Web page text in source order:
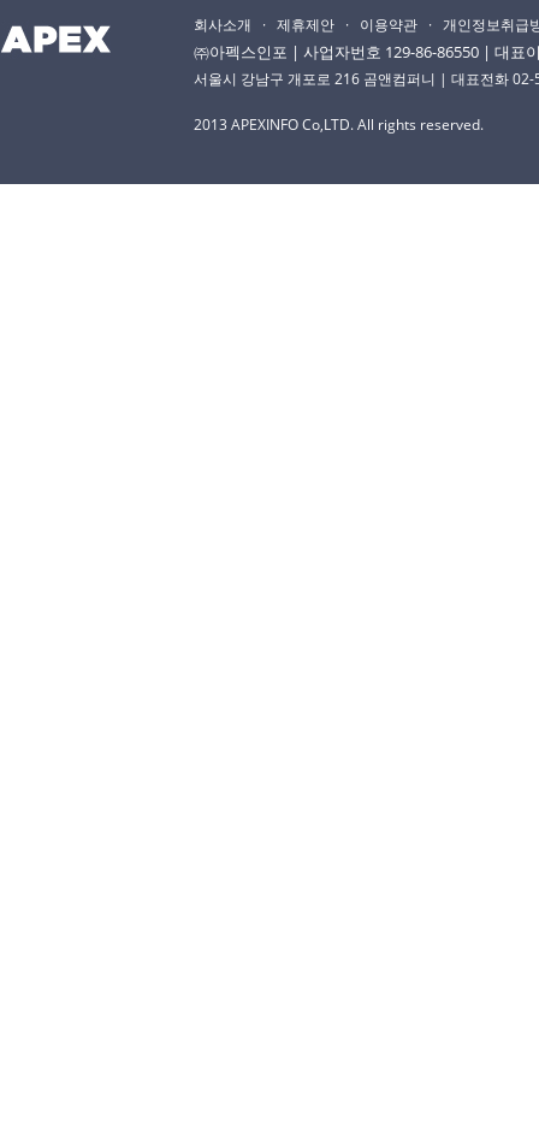
회사소개 · 제휴제안 · 이용약관 · 개인정보취급
㈜아펙스인포 | 사업자번호 129-86-86550 | 대표
서울시 강남구 개포로 216 곰앤컴퍼니 | 대표전화
2013 APEXINFO Co,LTD. All rights reserved.